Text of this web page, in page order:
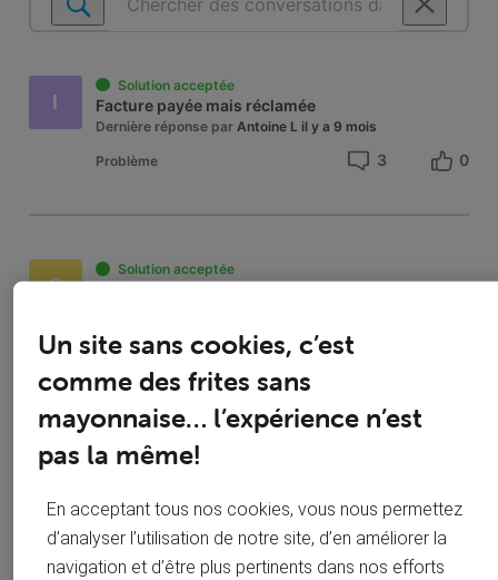
Chercher
dans
facture
I
Solution acceptée
Facture payée mais réclamée
Dernière réponse par Antoine L il y a 9 mois
Problème 3 0
G
Solution acceptée
Problème
B
Solution acceptée
Question 3
Un site sans cookies, c’est
comme des frites sans
mayonnaise… l’expérience n’est
pas la même!
En acceptant tous nos cookies, vous nous permettez
d’analyser l’utilisation de notre site, d’en améliorer la
navigation et d’être plus pertinents dans nos efforts